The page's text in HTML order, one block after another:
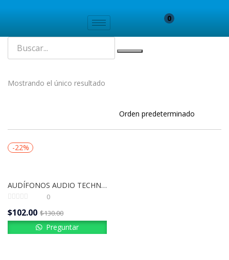
0
Mostrando el único resultado
-22%
AUDÍFONOS AUDIO TECHNICA | ATH-M30X
0
$102.00 $130.00
Preguntar